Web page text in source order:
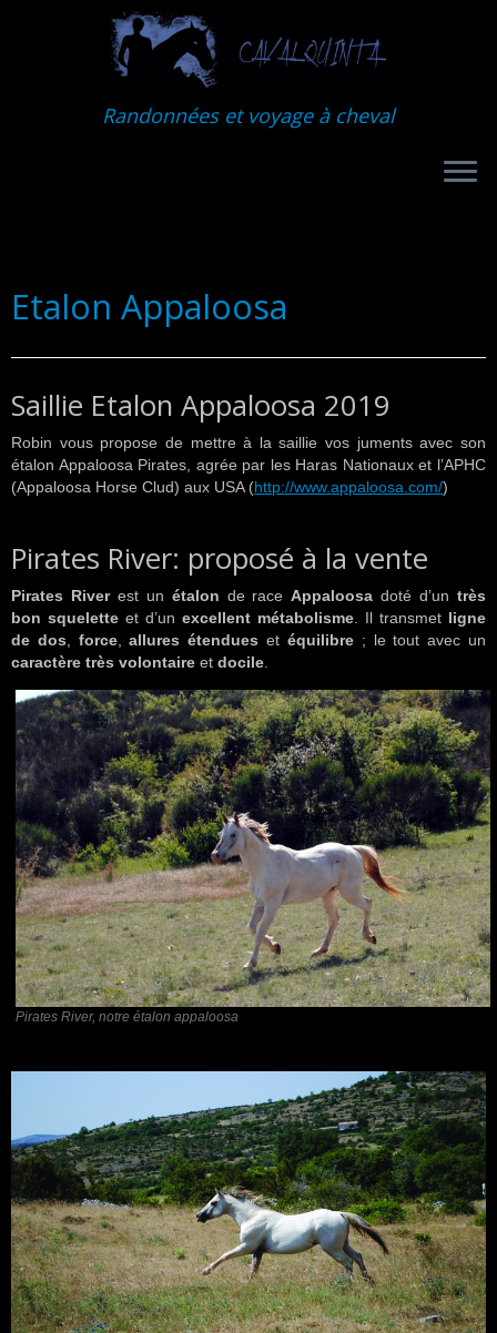
Randonnées et voyage à cheval
Etalon Appaloosa
Saillie Etalon Appaloosa 2019
Robin vous propose de mettre à la saillie vos juments avec son
étalon Appaloosa Pirates, agrée par les Haras Nationaux et l’APHC
(Appaloosa Horse Clud) aux USA (http://www.appaloosa.com/)
Pirates River: proposé à la vente
Pirates Riverest un étalon de raceAppaloosa doté d’untrès
bon squelette et d’un excellent métabolisme. Il transmet ligne
de dos, force, allures étendues et équilibre ; le tout avec un
caractère très volontaire et docile.
Pirates River, notre étalon appaloosa